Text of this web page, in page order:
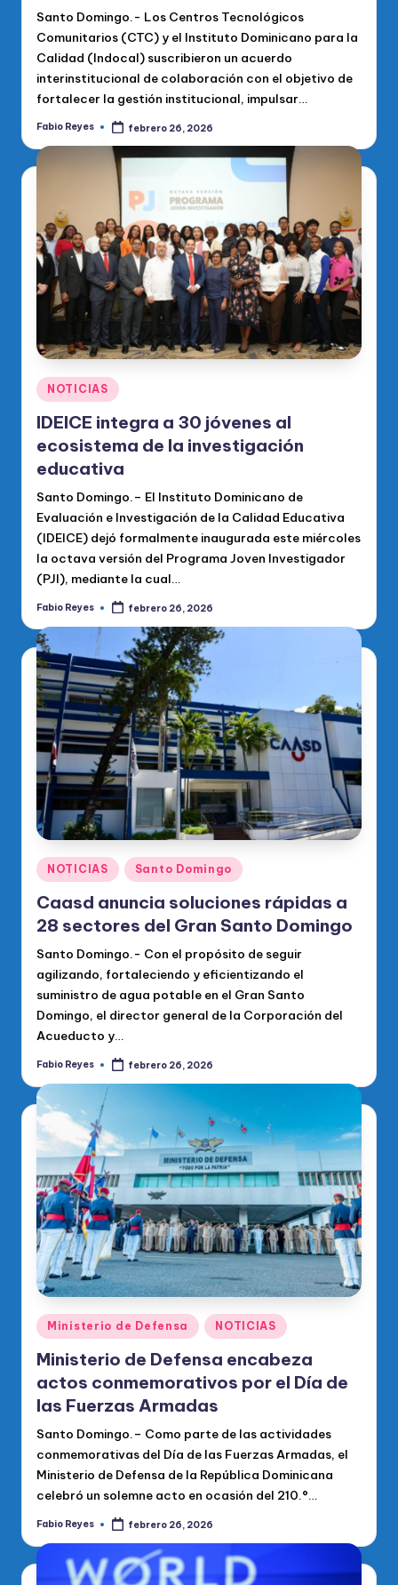
Santo Domingo.- Los Centros Tecnológicos
Comunitarios (CTC) y el Instituto Dominicano para la
Calidad (Indocal) suscribieron un acuerdo
interinstitucional de colaboración con el objetivo de
fortalecer la gestión institucional, impulsar…
Publicado
Fabio Reyes febrero 26, 2026
Publicado
en
NOTICIAS
IDEICE integra a 30 jóvenes al
ecosistema de la investigación
educativa
Santo Domingo.– El Instituto Dominicano de
Evaluación e Investigación de la Calidad Educativa
(IDEICE) dejó formalmente inaugurada este miércoles
la octava versión del Programa Joven Investigador
(PJI), mediante la cual…
Publicado
Fabio Reyes febrero 26, 2026
Publicado
en
NOTICIAS Santo Domingo
Caasd anuncia soluciones rápidas a
28 sectores del Gran Santo Domingo
Santo Domingo.- Con el propósito de seguir
agilizando, fortaleciendo y eficientizando el
suministro de agua potable en el Gran Santo
Domingo, el director general de la Corporación del
Acueducto y…
Publicado
Fabio Reyes febrero 26, 2026
Publicado
en
Ministerio de Defensa NOTICIAS
Ministerio de Defensa encabeza
actos conmemorativos por el Día de
las Fuerzas Armadas
Santo Domingo.– Como parte de las actividades
conmemorativas del Día de las Fuerzas Armadas, el
Ministerio de Defensa de la República Dominicana
celebró un solemne acto en ocasión del 210.°…
Publicado
Fabio Reyes febrero 26, 2026